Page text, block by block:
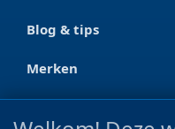
Blog & tips
Merken